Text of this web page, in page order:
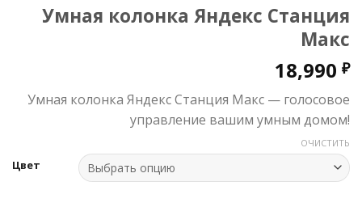
Умная колонка Яндекс Станция
Макс
18,990 ₽
Умная колонка Яндекс Станция Макс — голосовое
управление вашим умным домом!
Цвет
ОЧИСТИТЬ